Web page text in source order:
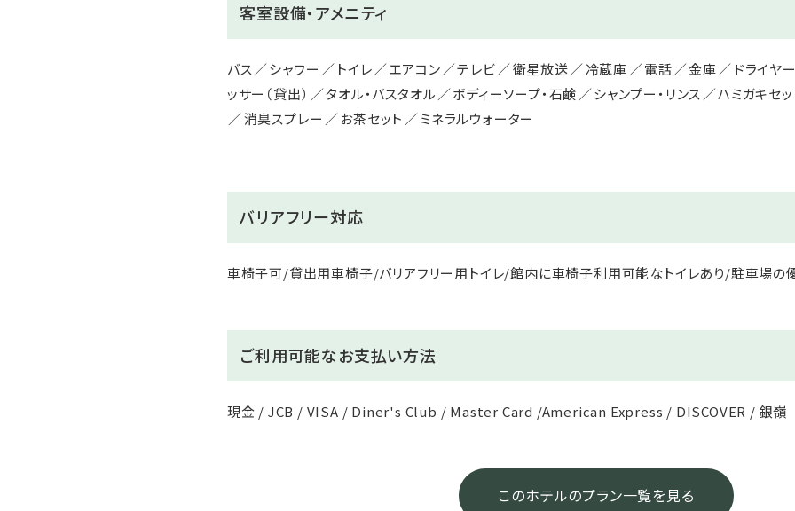
客室設備・アメニティ
バス シャワー トイレ エアコン テレビ 衛星放送 冷蔵庫 電話 金庫 ドライヤー
ッサー（貸出）
タオル・バスタオル ボディーソープ・石鹸 シャンプー・リンス ハミガキセッ
消臭スプレー
お茶セット ミネラルウォーター
バリアフリー対応
車椅子可/貸出用車椅子/バリアフリー用トイレ/館内に車椅子利用可能なトイレあり/駐車場の
ご利用可能なお支払い方法
現金 / JCB / VISA / Diner's Club / Master Card /American Express / DISCOVER / 銀嶺
このホテルのプラン一覧を見る